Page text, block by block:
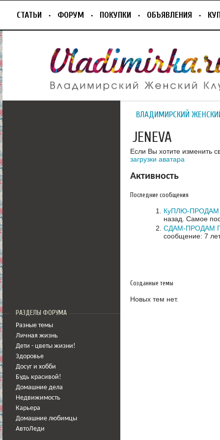
СТАТЬИ ФОРУМ ПОКУПКИ ОБЪЯВЛЕНИЯ
РАЗДЕЛЫ ФОРУМА
Разные темы
Личная жизнь
Дети - цветы жизни!
Здоровье
Досуг и хобби
Будь красивой!
Домашние дела
Недвижимость
Карьера
Домашние любимцы
АвтоЛеди
ВЛАДИМИРСКИЙ
JENEVA
Если Вы хотите изменить
загрузки аватара
Активность
Последние сообщения
КуПЛЮ-ПРОДАМ
назад. Самое
СДАМ-ПРОДАМ
сообщение: 7
Созданные темы
Новых тем нет.